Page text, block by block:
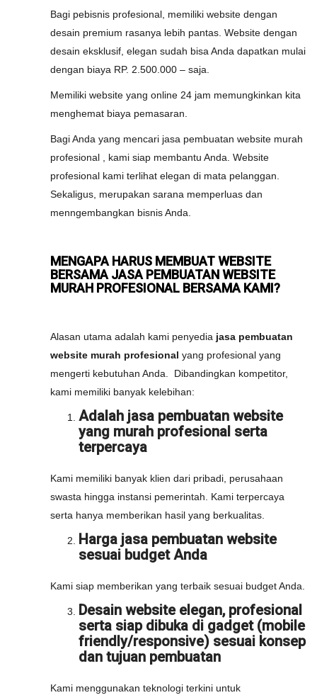
Bagi pebisnis profesional, memiliki website dengan
desain premium rasanya lebih pantas. Website dengan
desain eksklusif, elegan sudah bisa Anda dapatkan mulai
dengan biaya RP. 2.500.000 – saja.
Memiliki website yang online 24 jam memungkinkan kita
menghemat biaya pemasaran.
Bagi Anda yang mencari jasa pembuatan website murah
profesional , kami siap membantu Anda. Website
profesional kami terlihat elegan di mata pelanggan.
Sekaligus, merupakan sarana memperluas dan
menngembangkan bisnis Anda.
MENGAPA HARUS MEMBUAT WEBSITE
BERSAMA JASA PEMBUATAN WEBSITE
MURAH PROFESIONAL BERSAMA KAMI?
Alasan utama adalah kami penyedia jasa pembuatan
website murah profesional yang profesional yang
mengerti kebutuhan Anda. Dibandingkan kompetitor,
kami memiliki banyak kelebihan:
Adalah jasa pembuatan website
yang murah profesional serta
terpercaya
Kami memiliki banyak klien dari pribadi, perusahaan
swasta hingga instansi pemerintah. Kami terpercaya
serta hanya memberikan hasil yang berkualitas.
Harga jasa pembuatan website
sesuai budget Anda
Kami siap memberikan yang terbaik sesuai budget Anda.
Desain website elegan, profesional
serta siap dibuka di gadget (mobile
friendly/responsive) sesuai konsep
dan tujuan pembuatan
Kami menggunakan teknologi terkini untuk